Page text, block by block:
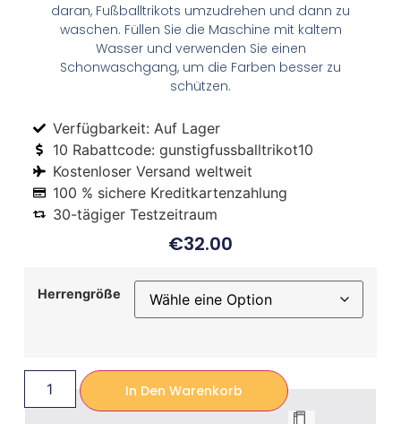
daran, Fußballtrikots umzudrehen und dann zu
waschen. Füllen Sie die Maschine mit kaltem
Wasser und verwenden Sie einen
Schonwaschgang, um die Farben besser zu
schützen.
Verfügbarkeit: Auf Lager
10 Rabattcode: gunstigfussballtrikot10
Kostenloser Versand weltweit
100 % sichere Kreditkartenzahlung
30-tägiger Testzeitraum
€32.00
Herrengröße
In Den Warenkorb